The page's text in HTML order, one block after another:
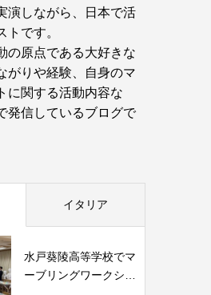
演しながら、日本で活
トです。
の原点である大好きな
がりや経験、自身のマ
に関する活動内容な
発信しているブログで
イタリア
水戸葵陵高等学校でマ
ーブリングワークショ